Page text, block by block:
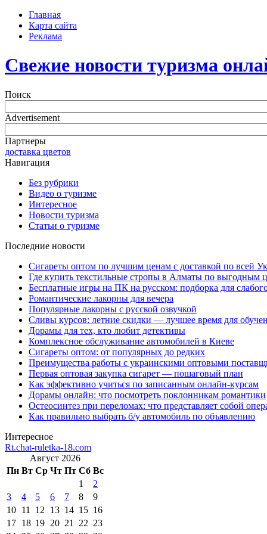
Главная
Карта сайта
Реклама
Свежие новости туризма
Поиск
Advertisement
Партнеры
доставка цветов
Навигация
Без рубрики
Видео о туризме
Интересное
Новости туризма
Статьи о туризме
Последние новости
Сигареты оптом по лучшим ценам с доставкой по всей
Где купить текстильные стропы в Алматы по выгодным
Бесплатные игры на ПК на русском: подборка для
Романтические лакорны для вечера
Популярные лакорны с русской озвучкой
Сливы курсов: летние скидки — лучшее время для
Дорамы для тех, кто любит детективы
Комплексное обслуживание автомобилей в Киеве
Сигареты оптом: от популярных до редких
Преимущества работы с украинскими оптовыми
Первая оптовая закупка сигарет — пошаговый план
Как эффективно учиться по записанным онлайн-курсам
Дорамы онлайн: что посмотреть поклонникам романтики
Остеосинтез при переломах: что представляет собой
Как правильно выбрать б/у автомобиль по объявлению
Интересное
Rt.chat-ruletka-18.com
Август 2026
Пн Вт Ср Чт Пт Сб Вс
1
2
3
4 5 6 7 8
9
10 11 12 13 14 15 16
17 18 19 20 21 22 23